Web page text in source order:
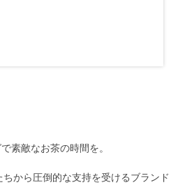
素敵なお茶の時間を。
から圧倒的な支持を受けるブランド